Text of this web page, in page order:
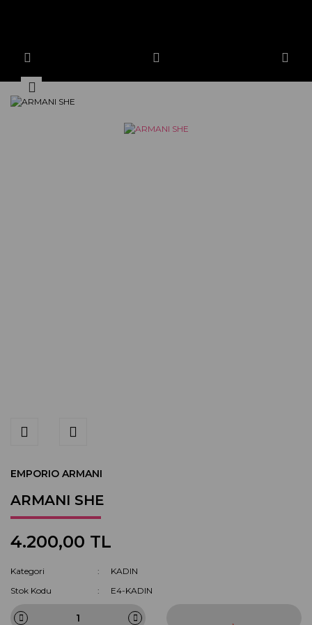
EMPORIO ARMANI
ARMANI SHE
4.200,00 TL
Kategori
KADIN
Stok Kodu
E4-KADIN